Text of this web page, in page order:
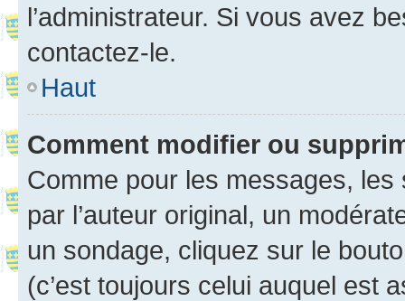
l’administrateur. Si vous avez
contactez-le.
Haut
Comment modifier ou
Comme pour les messages,
par l’auteur original, un
un sondage, cliquez sur le
(c’est toujours celui auquel est